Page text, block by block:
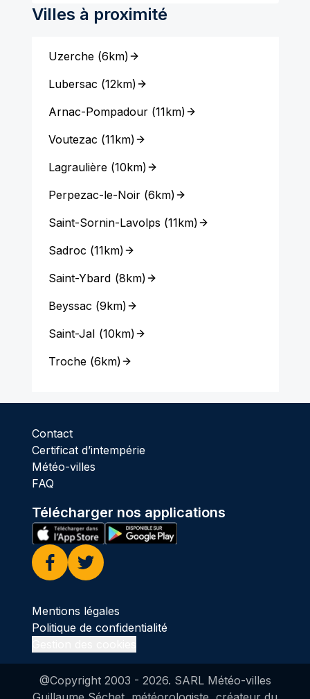
Villes à proximité
Uzerche(6km)
Lubersac (12km)
Arnac-Pompadour(11km)
Voutezac (11km)
Lagraulière(10km)
Perpezac-le-Noir(6km)
Saint-Sornin-Lavolps (11km)
Sadroc (11km)
Saint-Ybard (8km)
Beyssac (9km)
Saint-Jal (10km)
Troche(6km)
Contact
Certificat d’intempérie
Météo-villes
FAQ
Télécharger nos applications
Facebook
Twitter
Mentions légales
Politique de confidentialité
@Copyright 2003 - 2026. SARL Météo-villes